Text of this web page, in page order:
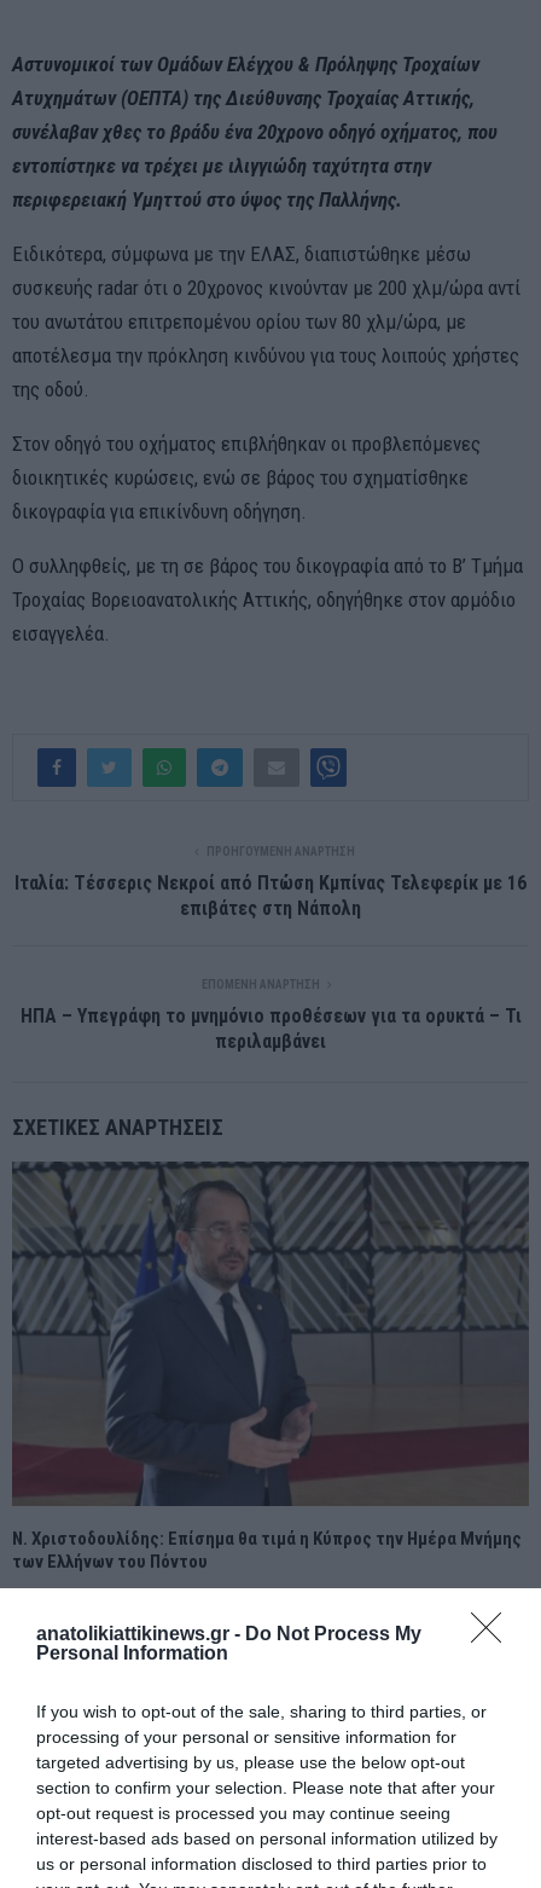
anatolikiattikinews.gr - Do Not Process My
Personal Information
If you wish to opt-out of the sale, sharing to third parties, or
processing of your personal or sensitive information for
targeted advertising by us, please use the below opt-out
section to confirm your selection. Please note that after your
opt-out request is processed you may continue seeing
interest-based ads based on personal information utilized by
us or personal information disclosed to third parties prior to
Αστυνομικοί των Ομάδων Ελέγχου & Πρόληψης Τροχαίων
Ατυχημάτων (ΟΕΠΤΑ) της Διεύθυνσης Τροχαίας Αττικής,
συνέλαβαν χθες το βράδυ ένα 20χρονο οδηγό οχήματος, που
εντοπίστηκε να τρέχει με ιλιγγιώδη ταχύτητα στην
περιφερειακή Υμηττού στο ύψος της Παλλήνης.
Ειδικότερα, σύμφωνα με την ΕΛΑΣ, διαπιστώθηκε μέσω
συσκευής radar ότι ο 20χρονος κινούνταν με 200 χλμ/ώρα αντί
του ανωτάτου επιτρεπομένου ορίου των 80 χλμ/ώρα, με
αποτέλεσμα την πρόκληση κινδύνου για τους λοιπούς χρήστες
της οδού.
Στον οδηγό του οχήματος επιβλήθηκαν οι προβλεπόμενες
διοικητικές κυρώσεις, ενώ σε βάρος του σχηματίσθηκε
δικογραφία για επικίνδυνη οδήγηση.
Ο συλληφθείς, με τη σε βάρος του δικογραφία από το Β’ Τμήμα
Τροχαίας Βορειοανατολικής Αττικής, οδηγήθηκε στον αρμόδιο
εισαγγελέα.
ΠΡΟΗΓΟΎΜΕΝΗ ΑΝΆΡΤΗΣΗ
Ιταλία: Τέσσερις Νεκροί από Πτώση Κμπίνας Τελεφερίκ με 16
επιβάτες στη Νάπολη
ΕΠΌΜΕΝΗ ΑΝΆΡΤΗΣΗ
ΗΠΑ – Υπεγράφη το μνημόνιο προθέσεων για τα ορυκτά – Τι
περιλαμβάνει
ΣΧΕΤΙΚΈΣ ΑΝΑΡΤΉΣΕΙΣ
Ν. Χριστοδουλίδης: Επίσημα θα τιμά η Κύπρος την Ημέρα Μνήμης
των Ελλήνων του Πόντου